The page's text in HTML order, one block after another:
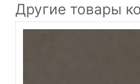
Другие товары